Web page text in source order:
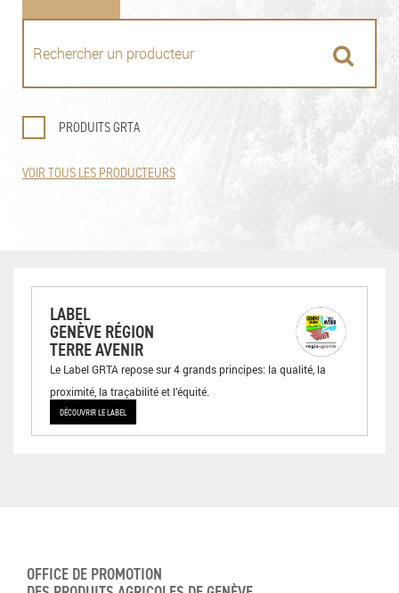
PRODUITS GRTA
VOIR TOUS LES PRODUCTEURS
LABEL
GENÈVE RÉGION
TERRE AVENIR
Le Label GRTA repose sur 4 grands principes: la qualité, la
proximité, la traçabilité et l’équité.
DÉCOUVRIR LE LABEL
OFFICE DE PROMOTION